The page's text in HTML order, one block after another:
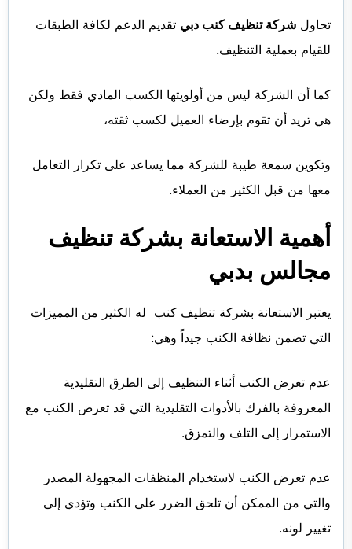
تحاول شركة تنظيف كنب دبي تقديم الدعم لكافة الطبقات
للقيام بعملية التنظيف.
كما أن الشركة ليس من أولويتها الكسب المادي فقط ولكن
هي تريد أن تقوم بإرضاء العميل لكسب ثقته،
وتكوين سمعة طيبة للشركة مما يساعد على تكرار التعامل
معها من قبل الكثير من العملاء.
أهمية الاستعانة بشركة تنظيف
مجالس بدبي
يعتبر الاستعانة بشركة تنظيف كنب له الكثير من المميزات
التي تضمن نظافة الكنب جيداً وهي:
عدم تعرض الكنب أثناء التنظيف إلى الطرق التقليدية
المعروفة بالفرك بالأدوات التقليدية التي قد تعرض الكنب مع
الاستمرار إلى التلف والتمزق.
عدم تعرض الكنب لاستخدام المنظفات المجهولة المصدر
والتي من الممكن أن تلحق الضرر على الكنب وتؤدي إلى
تغيير لونه.